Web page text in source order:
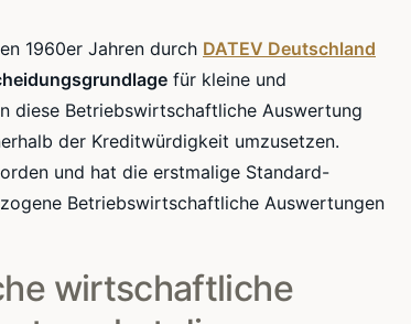
1960er Jahren durch DATEV Deutschland
für kleine und
diese Betriebswirtschaftliche Auswertung
der Kreditwürdigkeit umzusetzen.
und hat die erstmalige Standard-
Betriebswirtschaftliche Auswertungen
wirtschaftliche